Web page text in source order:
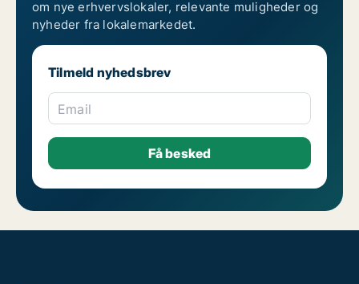
om nye erhvervslokaler, relevante muligheder og
nyheder fra lokalemarkedet.
Tilmeld nyhedsbrev
Email